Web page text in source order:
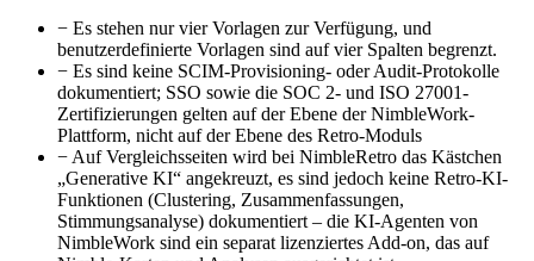
− Es stehen nur vier Vorlagen zur Verfügung, und
benutzerdefinierte Vorlagen sind auf vier Spalten begrenzt.
− Es sind keine SCIM-Provisioning- oder Audit-Protokolle
dokumentiert; SSO sowie die SOC 2- und ISO 27001-
Zertifizierungen gelten auf der Ebene der NimbleWork-
Plattform, nicht auf der Ebene des Retro-Moduls
− Auf Vergleichsseiten wird bei NimbleRetro das Kästchen
„Generative KI“ angekreuzt, es sind jedoch keine Retro-KI-
Funktionen (Clustering, Zusammenfassungen,
Stimmungsanalyse) dokumentiert – die KI-Agenten von
NimbleWork sind ein separat lizenziertes Add-on, das auf